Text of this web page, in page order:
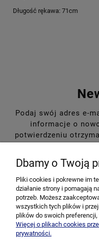
Długość rękawa: 71cm
Podaj swój adres e-
informacje o
potwierdzeniu
Dbamy o Twoją
Pliki cookies i pokrewne im
działanie strony i pomagają
potrzeb. Możesz
wszystkich tych plików i
plików do swoich
Więcej o plikach cookies
prywatności.